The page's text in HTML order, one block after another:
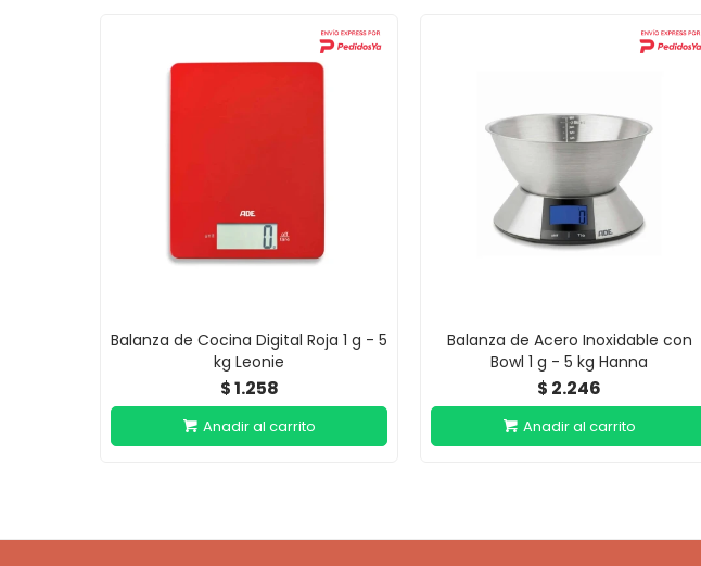
Balanza de Cocina Digital Roja 1 g - 5
kg Leonie
$1.258
Balanza de Acero Inoxidable con
Bowl 1 g - 5 kg Hanna
$ 2.246